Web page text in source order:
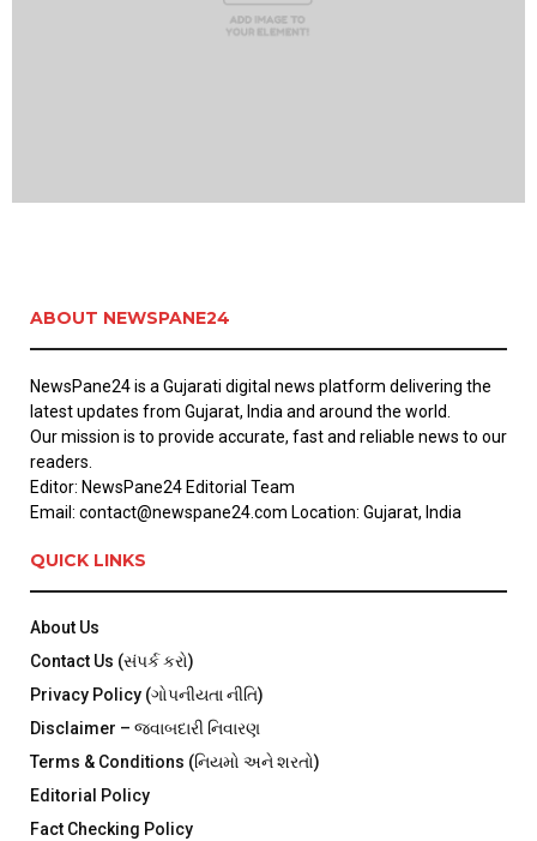
ABOUT NEWSPANE24
NewsPane24 is a Gujarati digital news platform delivering the
latest updates from Gujarat, India and around the world.
Our mission is to provide accurate, fast and reliable news to our
readers.
Editor: NewsPane24 Editorial Team
Email: contact@newspane24.com Location: Gujarat, India
QUICK LINKS
About Us
Contact Us (સંપર્ક કરો)
Privacy Policy (ગોપનીયતા નીતિ)
Disclaimer – જવાબદારી નિવારણ
Terms & Conditions (નિયમો અને શરતો)
Editorial Policy
Fact Checking Policy